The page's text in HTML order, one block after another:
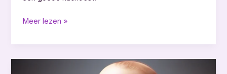
Wat
de
Slaapcyclus
Meer lezen »